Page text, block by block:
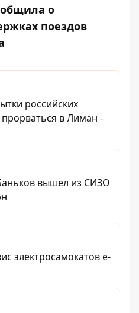
о
поездов
российских
в Лиман -
вышел из СИЗО
электросамокатов e-